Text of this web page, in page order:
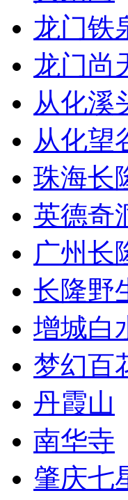
龙门铁
龙门尚
从化溪
从化望
珠海长
英德奇
广州长
长隆野
增城白
梦幻百
丹霞山
南华寺
肇庆七